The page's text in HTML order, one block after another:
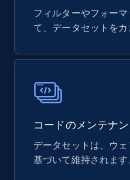
Description,
Datasheet url, Rohs
eCommerce
778+
mercadolivre.com.br
フィルターやフォー
て、データセットをカ
コードのメンテナ
データセットは、ウ
基づいて維持されます